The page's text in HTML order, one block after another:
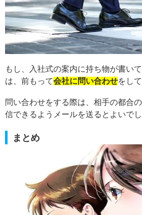
もし、入社式の案内に持ち物が書い
は、前もって会社に問い合わせをし
問い合わせをする際は、相手の都合
信できるようメールを送るとよいでし
まとめ